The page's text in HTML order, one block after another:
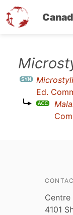
contenu
Ed.
4101